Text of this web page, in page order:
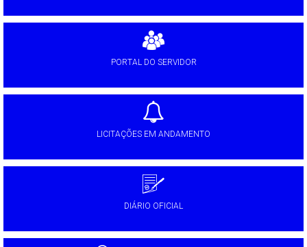
PORTAL DO SERVIDOR
LICITAÇÕES EM ANDAMENTO
DIÁRIO OFICIAL